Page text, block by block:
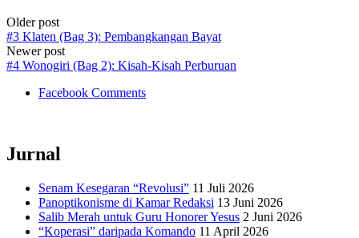
Older post
#3 Klaten (Bag 3): Pembangkangan Bayat
Newer post
#4 Wonogiri (Bag 2): Kisah-Kisah Perburuan
Facebook Comments
Jurnal
Senam Kesegaran “Revolusi” 11 Juli 2026
Panoptikonisme di Kamar Redaksi 13 Juni 2026
Salib Merah untuk Guru Honorer Yesus 2 Juni 2026
“Koperasi” daripada Komando 11 April 2026